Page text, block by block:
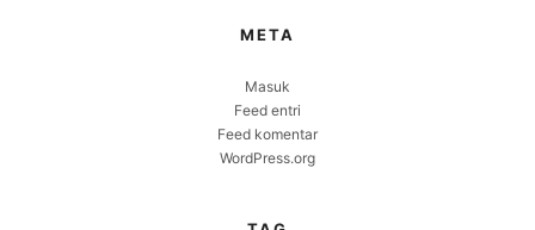
META
Masuk
Feed entri
Feed komentar
WordPress.org